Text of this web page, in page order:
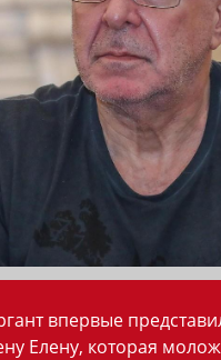
впервые
Елену, которая